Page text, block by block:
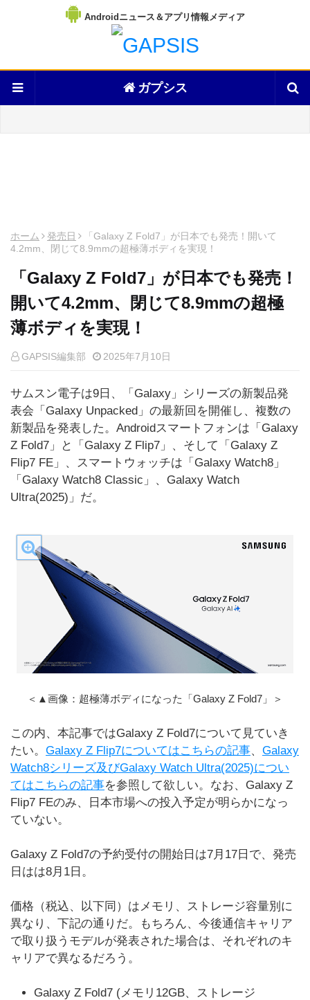
Androidニュース＆アプリ情報メディア
ガプシス
ホーム 発売日
「Galaxy Z Fold7」が日本でも発売！開いて
4.2mm、閉じて8.9mmの超極薄ボディを実現！
「Galaxy Z Fold7」が日本でも発売！
開いて4.2mm、閉じて8.9mmの超極
薄ボディを実現！
GAPSIS編集部 2025年7月10日
サムスン電子は9日、「Galaxy」シリーズの新製品発
表会「Galaxy Unpacked」の最新回を開催し、複数の
新製品を発表した。Androidスマートフォンは「Galaxy
Z Fold7」と「Galaxy Z Flip7」、そして「Galaxy Z
Flip7 FE」、スマートウォッチは「Galaxy Watch8」
「Galaxy Watch8 Classic」、Galaxy Watch
Ultra(2025)」だ。
＜▲画像：超極薄ボディになった「Galaxy Z Fold7」＞
この内、本記事ではGalaxy Z Fold7について見ていき
たい。 Galaxy Z Flip7についてはこちらの記事、 Galaxy
Watch8シリーズ及びGalaxy Watch Ultra(2025)につい
てはこちらの記事を参照して欲しい。なお、Galaxy Z
Flip7 FEのみ、日本市場への投入予定が明らかになっ
ていない。
Galaxy Z Fold7の予約受付の開始日は7月17日で、発売
日はは8月1日。
価格（税込、以下同）はメモリ、ストレージ容量別に
異なり、下記の通りだ。もちろん、今後通信キャリア
で取り扱うモデルが発表された場合は、それぞれのキ
ャリアで異なるだろう。
Galaxy Z Fold7 (メモリ12GB、ストレージ